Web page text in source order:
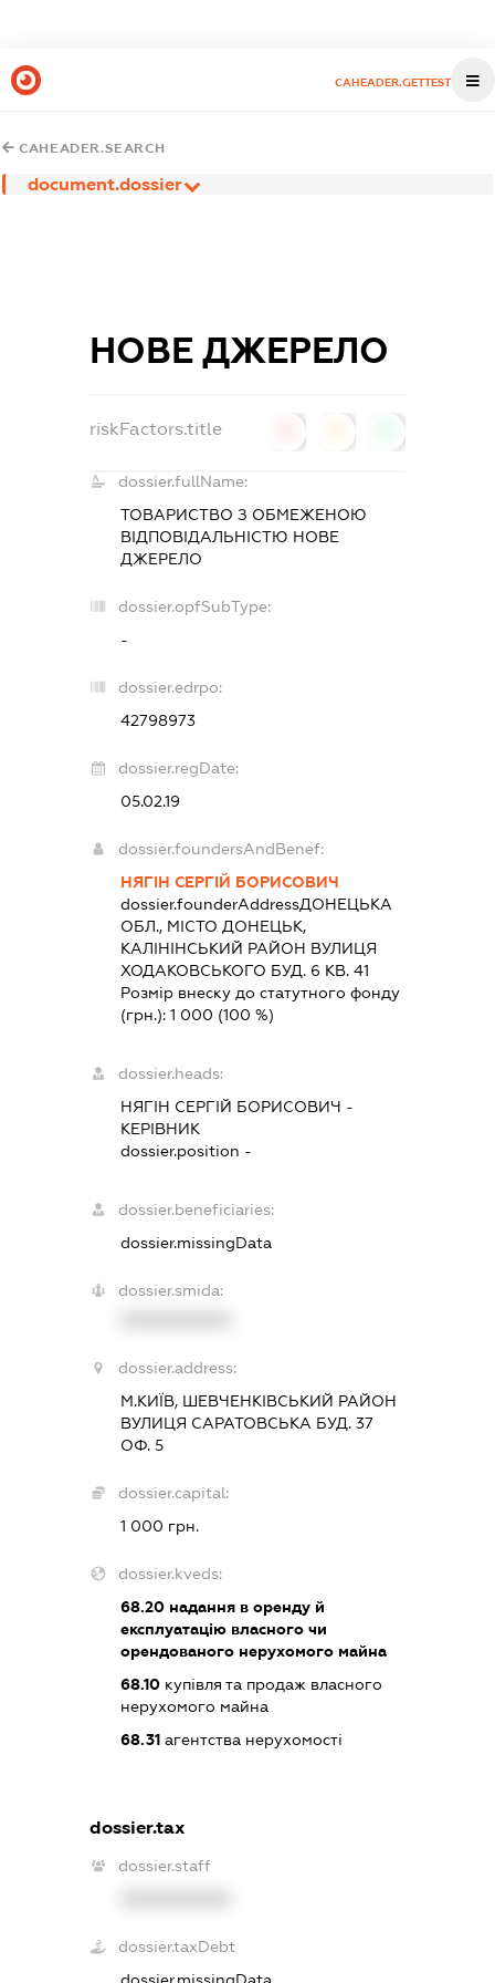
CAHEADER.GETTEST
CAHEADER.SEARCH
document.dossier
НОВЕ ДЖЕРЕЛО
riskFactors.title
dossier.fullName:
ТОВАРИСТВО З ОБМЕЖЕНОЮ
ВІДПОВІДАЛЬНІСТЮ НОВЕ
ДЖЕРЕЛО
dossier.opfSubType:
-
dossier.edrpo:
42798973
dossier.regDate:
05.02.19
dossier.foundersAndBenef:
НЯГІН СЕРГІЙ БОРИСОВИЧ
dossier.founderAddressДОНЕЦЬКА
ОБЛ., МІСТО ДОНЕЦЬК,
КАЛІНІНСЬКИЙ РАЙОН ВУЛИЦЯ
ХОДАКОВСЬКОГО БУД. 6 КВ. 41
Розмір внеску до статутного фонду
(грн.):1 000 (100 %)
dossier.heads:
НЯГІН СЕРГІЙ БОРИСОВИЧ -
КЕРІВНИК
dossier.position -
dossier.beneficiaries:
dossier.missingData
dossier.smida:
dossier.address:
М.КИЇВ, ШЕВЧЕНКІВСЬКИЙ РАЙОН
ВУЛИЦЯ САРАТОВСЬКА БУД. 37
ОФ. 5
dossier.capital:
1 000 грн.
dossier.kveds:
68.20 надання в оренду й
експлуатацію власного чи
орендованого нерухомого майна
68.10 купівля та продаж власного
нерухомого майна
68.31 агентства нерухомості
dossier.tax
dossier.staff
dossier.taxDebt
dossier.missingData